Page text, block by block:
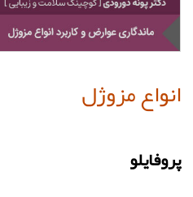
انواع مزوژل
پروفایلو